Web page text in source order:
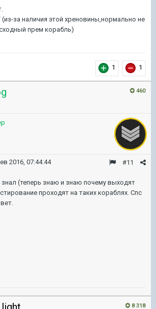
за наличия этой хреновины,нормально не
прем корабль)
1 1
460
#11
2016, 07:44:44
(теперь знаю и знаю почему выходят
проходят на таких кораблях. Спс
8 318